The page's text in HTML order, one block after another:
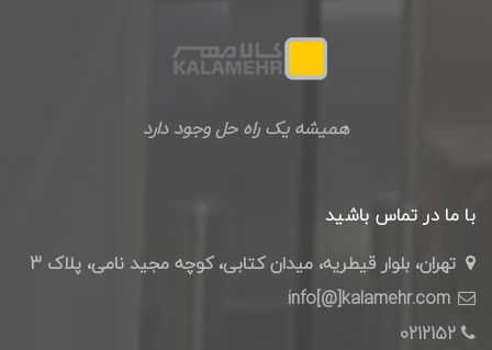
همیشه یک راه حل وجود دارد
با ما در تماس باشید
تهران، بلوار قیطریه، میدان کتابی، کوچه مجید نامی، پلاک 3
0212152